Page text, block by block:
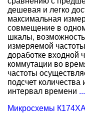
дешевая и легко
максимальная
совмещение в
шкалы,
измеряемой
доработке входной
коммутации во
частоты
подсчет
интервал времени
Микросхемы